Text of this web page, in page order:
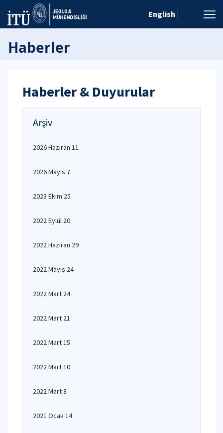
English
Haberler
Haberler & Duyurular
Arşiv
2026 Haziran 11
2026 Mayıs 7
2023 Ekim 25
2022 Eylül 20
2022 Haziran 29
2022 Mayıs 24
2022 Mart 24
2022 Mart 21
2022 Mart 15
2022 Mart 10
2022 Mart 8
2021 Ocak 14